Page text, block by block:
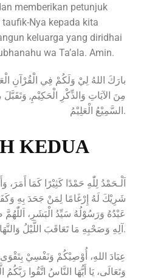
memberikan petunjuk
Nya kepada kita
keluarga yang diridhai
wa Ta’ala. Amin.
بارَكَ اللهُ لِيْ وَلَكُمْ فِي الْقُرْآنِ
مِنَ الآيَاتِ وَالذِّكْرِ الْحَكِيْمِ, وَتَقَبَّلَ
السَّمِيْعُ الْعَلِيْمُ.
KEDUA
اَلْـحَمْدُ لِلّٰهِ حَمْدًا كَثِيْرًا كَمَا أَمَرَ،
شَرِيْكَ لَهُ إِرْغَامًا لِمَنْ جَحَدَ بِهِ
عَبْدُهُ وَرَسُوْلُهُ سَيِّدُ الْبَشَرِ،
آلِهِ وَصَحْبِهِ مَا تَعَاقَبَ اللَّيْلُ وَالنَّهَارُ إِلَى يَوْمِ الْقِيَامَةِ.
عِبَادَ اللهِ، أُوْصِيْكُمْ وَنَفْسِيْ
وَتَعَالَى، يَا أَيُّهَا النَّاسُ اتَّقُوا